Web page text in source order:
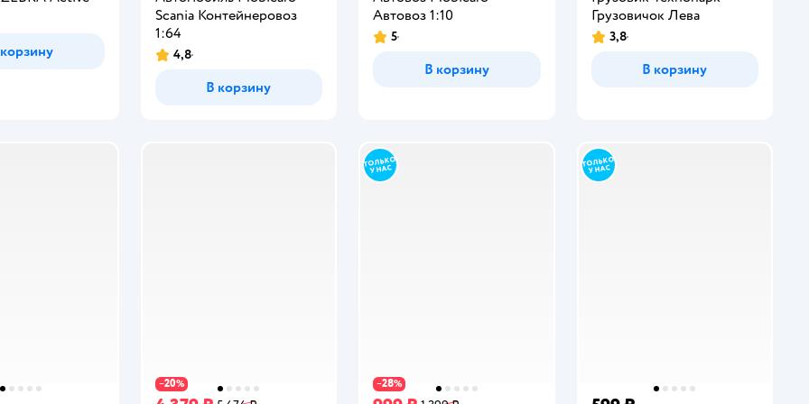
Scania Контейнеровоз
1:64
Рейтинг:
4,8
В корзину
Автовоз 1:10
Рейтинг:
5
В корзину
Грузовичок Лева
Рейтинг:
3,8
В корзину
−20% −28%